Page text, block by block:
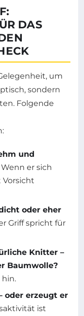
DAS
um
sondern
Folgende
und
Wenn er sich
Vorsicht
oder eher
Griff spricht für
Knitter –
Baumwolle?
hin.
oder erzeugt er
ist